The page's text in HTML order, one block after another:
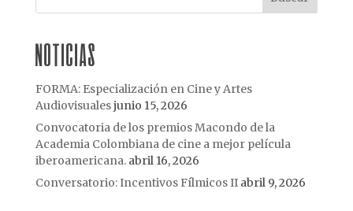
NOTICIAS
FORMA: Especialización en Cine y Artes
Audiovisualesjunio 15, 2026
Convocatoria de los premios Macondo de la
Academia Colombiana de cine a mejor película
iberoamericana. abril 16, 2026
Conversatorio: Incentivos Fílmicos II abril 9, 2026